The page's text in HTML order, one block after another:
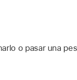
o pasar una